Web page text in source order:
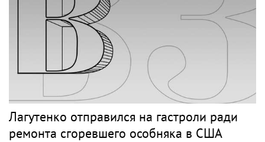
Лагутенко отправился на гастроли ради
ремонта сгоревшего особняка в США